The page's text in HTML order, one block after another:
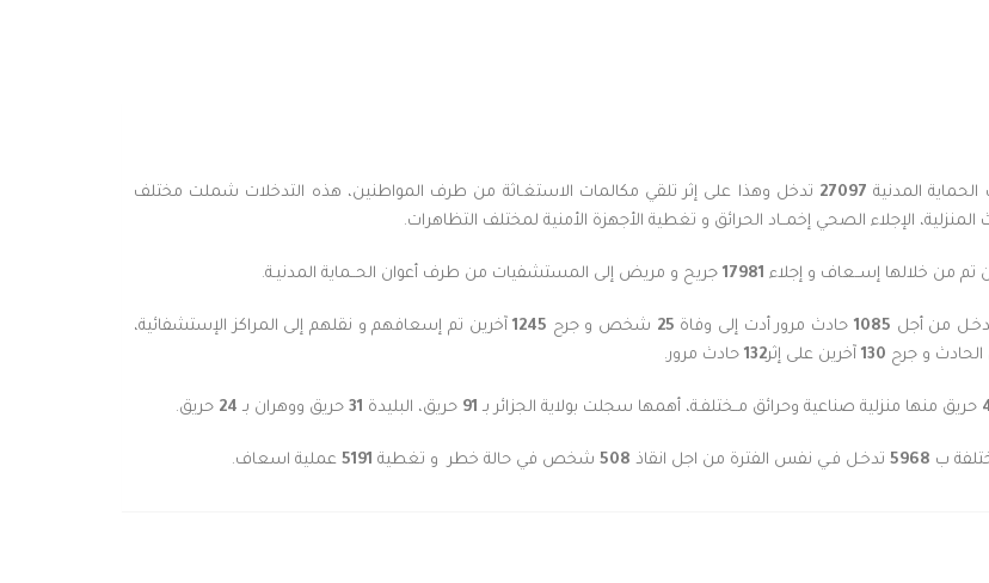
المدنية 27097 تدخل وهذا على إثر تلقي مكالمات الاستغـاثة من طرف المواطنين، هذه التدخلات شملت مختلف
الإجلاء الصحي إخمــاد الحرائق و تغطية الأجهزة الأمنية لمختلف التظاهرات.
تم من خلالها إســعاف و إجلاء 17981 جريح و مريض إلى المستشفيات من طرف أعوان الحــماية المدنيـة.
من أجل 1085 حادث مرور أدت إلى وفاة 25 شخص و جرح 1245 آخرين تم إسعافهم و نقلهم إلى المراكز الإستشفائية،
و جرح 130 آخرين على إثر132 حادث مرور.
حريق منها منزلية صناعية وحرائق مــختلفـة، أهمها سجلت بولاية الجزائر بـ 91 حريق، البليدة 31 حريق ووهران بـ 24 حريق.
ب 5968 تدخـل فـي نفس الفترة من اجل انقاذ 508 شخص في حالة خطر و تغطية 5191 عملية اسعاف.